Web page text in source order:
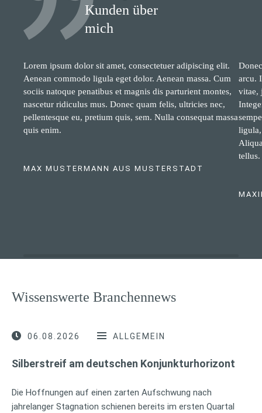
Kunden über
mich
Lorem ipsum dolor sit amet, consectetuer adipiscing elit.
Aenean commodo ligula eget dolor. Aenean massa. Cum
sociis natoque penatibus et magnis dis parturient montes,
nascetur ridiculus mus. Donec quam felis, ultricies nec,
pellentesque eu, pretium quis, sem. Nulla consequat massa
quis enim.
MAX MUSTERMANN AUS MUSTERSTADT
arcu.
vitae,
tellus.
Wissenswerte Branchennews
06.08.2026 ALLGEMEIN
Silberstreif am deutschen Konjunkturhorizont
Die Hoffnungen auf einen zarten Aufschwung nach
jahrelanger Stagnation schienen bereits im ersten Quartal